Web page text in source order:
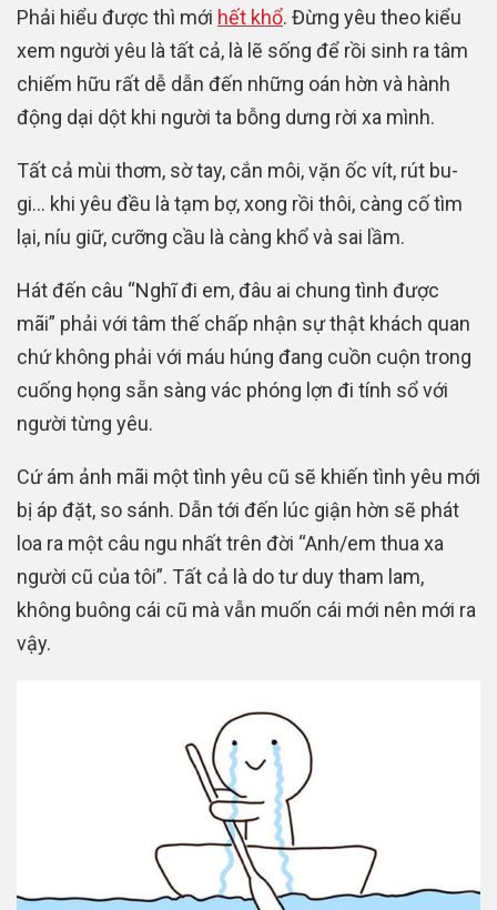
Phải hiểu được thì mới hết khổ. Đừng yêu theo kiểu
xem người yêu là tất cả, là lẽ sống để rồi sinh ra tâm
chiếm hữu rất dễ dẫn đến những oán hờn và hành
động dại dột khi người ta bỗng dưng rời xa mình.
Tất cả mùi thơm, sờ tay, cắn môi, vặn ốc vít, rút bu-
gi… khi yêu đều là tạm bợ, xong rồi thôi, càng cố tìm
lại, níu giữ, cưỡng cầu là càng khổ và sai lầm.
Hát đến câu “Nghĩ đi em, đâu ai chung tình được
mãi” phải với tâm thế chấp nhận sự thật khách quan
chứ không phải với máu húng đang cuồn cuộn trong
cuống họng sẵn sàng vác phóng lợn đi tính sổ với
người từng yêu.
Cứ ám ảnh mãi một tình yêu cũ sẽ khiến tình yêu mới
bị áp đặt, so sánh. Dẫn tới đến lúc giận hờn sẽ phát
loa ra một câu ngu nhất trên đời “Anh/em thua xa
người cũ của tôi”. Tất cả là do tư duy tham lam,
không buông cái cũ mà vẫn muốn cái mới nên mới ra
vậy.